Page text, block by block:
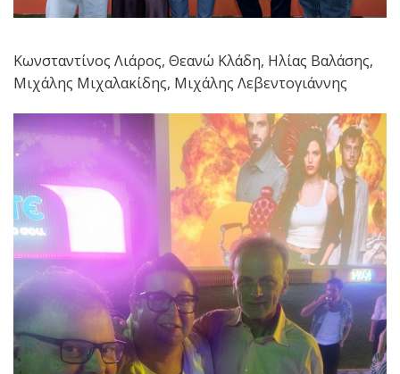
Κωνσταντίνος Λιάρος, Θεανώ Κλάδη, Ηλίας Βαλάσης,
Μιχάλης Μιχαλακίδης, Μιχάλης Λεβεντογιάννης